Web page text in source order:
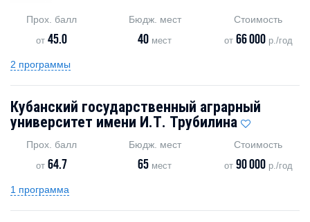
Прох. балл
от45.0
Бюдж. мест
40 мест
Стоимость
от 66 000р./год
2 программы
Кубанский государственный аграрный
университет имени И.Т. Трубилина
Прох. балл
от64.7
Бюдж. мест
65 мест
Стоимость
от 90 000р./год
1 программа